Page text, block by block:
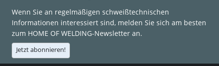
Wenn Sie an regelmäßigen schweißtechnischen
Informationen interessiert sind, melden Sie sich am besten
zum HOME OF WELDING-Newsletter an.
Jetzt abonnieren!